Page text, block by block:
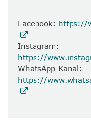
Facebook: https://
Instagram:
https://
WhatsApp-Kanal:
https://